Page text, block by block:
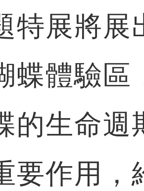
展將展
蝶體驗區
的生命週
要作用，